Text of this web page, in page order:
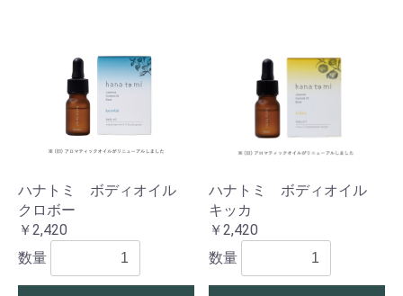
ハナトミ ボディオイル
クロボー
￥2,420
数量
ハナトミ ボディオイル
キッカ
￥2,420
数量